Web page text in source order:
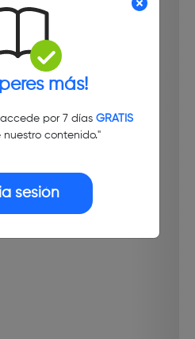
más!
por 7 días GRATIS
contenido."
sesión